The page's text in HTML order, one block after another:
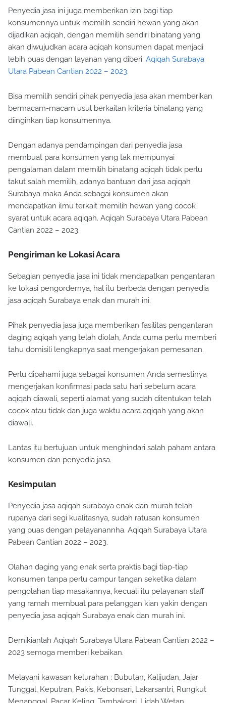
Penyedia jasa ini juga memberikan izin bagi tiap
konsumennya untuk memilih sendiri hewan yang akan
dijadikan aqiqah, dengan memilih sendiri binatang yang
akan diwujudkan acara aqiqah konsumen dapat menjadi
lebih puas dengan layanan yang diberi. Aqiqah Surabaya
Utara Pabean Cantian 2022 – 2023.
Bisa memilih sendiri pihak penyedia jasa akan memberikan
bermacam-macam usul berkaitan kriteria binatang yang
diinginkan tiap konsumennya.
Dengan adanya pendampingan dari penyedia jasa
membuat para konsumen yang tak mempunyai
pengalaman dalam memilih binatang aqiqah tidak perlu
takut salah memilih, adanya bantuan dari jasa aqiqah
Surabaya maka Anda sebagai konsumen akan
mendapatkan ilmu terkait memilih hewan yang cocok
syarat untuk acara aqiqah. Aqiqah Surabaya Utara Pabean
Cantian 2022 – 2023.
Pengiriman ke Lokasi Acara
Sebagian penyedia jasa ini tidak mendapatkan pengantaran
ke lokasi pengordernya, hal itu berbeda dengan penyedia
jasa aqiqah Surabaya enak dan murah ini.
Pihak penyedia jasa juga memberikan fasilitas pengantaran
daging aqiqah yang telah diolah, Anda cuma perlu memberi
tahu domisili lengkapnya saat mengerjakan pemesanan.
Perlu dipahami juga sebagai konsumen Anda semestinya
mengerjakan konfirmasi pada satu hari sebelum acara
aqiqah diawali, seperti alamat yang sudah ditentukan telah
cocok atau tidak dan juga waktu acara aqiqah yang akan
diawali.
Lantas itu bertujuan untuk menghindari salah paham antara
konsumen dan penyedia jasa.
Kesimpulan
Penyedia jasa aqiqah surabaya enak dan murah telah
rupanya dari segi kualitasnya, sudah ratusan konsumen
yang puas dengan pelayanannha. Aqiqah Surabaya Utara
Pabean Cantian 2022 – 2023.
Olahan daging yang enak serta praktis bagi tiap-tiap
konsumen tanpa perlu campur tangan seketika dalam
pengolahan tiap masakannya, kecuali itu pelayanan staff
yang ramah membuat para pelanggan kian yakin dengan
penyedia jasa aqiqah Surabaya enak dan murah ini.
Demikianlah Aqiqah Surabaya Utara Pabean Cantian 2022 –
2023 semoga memberi kebaikan.
Melayani kawasan kelurahan : Bubutan, Kalijudan, Jajar
Tunggal, Keputran, Pakis, Kebonsari, Lakarsantri, Rungkut